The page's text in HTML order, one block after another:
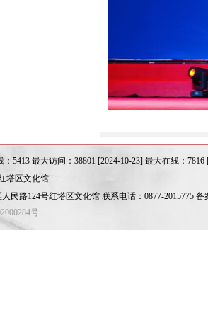
5413 最大访问：38801 [2024-10-23] 最大在线：7816
塔区文化馆
民路124号红塔区文化馆 联系电话：0877-2015775 备
号